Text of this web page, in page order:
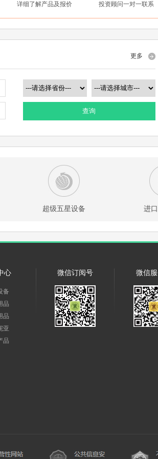
详细了解产品及报价 投资顾问一对一联系
更多
查询
超级五星设备 进
心
备
品
品
亚
品
微信订阅号 微信